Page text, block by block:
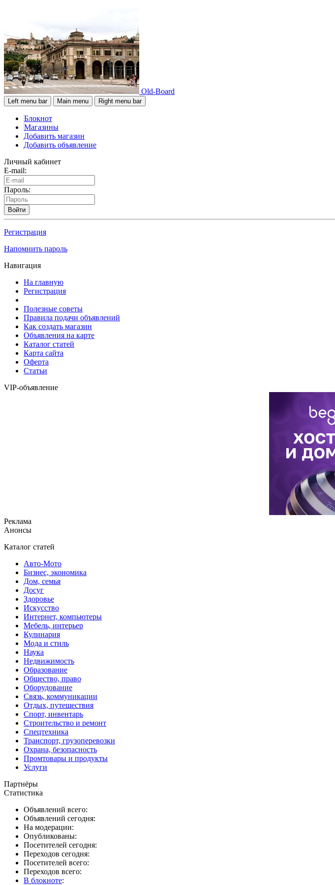
Old-Board
Left menu bar Main menu Right menu bar
Блокнот
Магазины
Добавить магазин
Добавить объявление
Личный кабинет
E-mail:
Пароль:
Войти
Регистрация
Напомнить пароль
Навигация
На главную
Регистрация
Полезные советы
Правила подачи объявлений
Как создать магазин
Объявления на карте
Каталог статей
Карта сайта
Оферта
Статьи
VIP-объявление
Реклама
Анонсы
Каталог статей
Авто-Мото
Бизнес, экономика
Дом, семья
Досуг
Здоровье
Искусство
Интернет, компьютеры
Мебель, интерьер
Кулинария
Мода и стиль
Наука
Недвижимость
Образование
Общество, право
Оборудование
Связь, коммуникации
Отдых, путешествия
Спорт, инвентарь
Строительство и ремонт
Спецтехника
Транспорт, грузоперевозки
Охрана, безопасность
Промтовары и продукты
Услуги
Партнёры
Статистика
Объявлений всего:
Объявлений сегодня:
На модерации:
Опубликованы:
Посетителей сегодня:
Переходов сегодня:
Посетителей всего:
Переходов всего:
В блокноте: